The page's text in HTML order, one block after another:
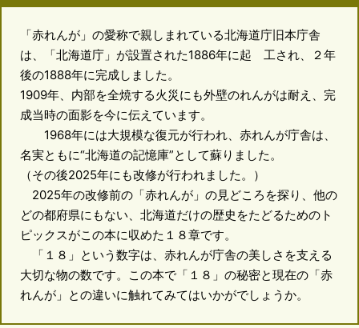
「赤れんが」の愛称で親しまれている北海道庁旧本庁舎
は、「北海道庁」が設置された1886年に起 工され、２年
後の1888年に完成しました。
1909年、内部を全焼する火災にも外壁のれんがは耐え、完
成当時の面影を今に伝えています。
1968年には大規模な復元が行われ、赤れんが庁舎は、
名実ともに“北海道の記憶庫”として蘇りました。
（その後2025年にも改修が行われました。）
2025年の改修前の「赤れんが」の見どころを探り、他の
どの都府県にもない、北海道だけの歴史をたどるためのト
ピックスがこの本に収めた１８章です。
「１８」という数字は、赤れんが庁舎の美しさを支える
大切な物の数です。この本で「１８」の秘密と現在の「赤
れんが」との違いに触れてみてはいかがでしょうか。